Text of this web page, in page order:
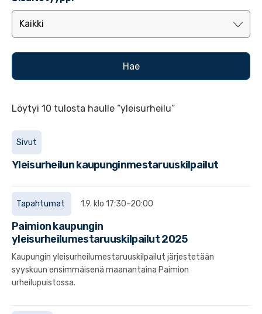
Löytyi 10 tulosta haulle “yleisurheilu”
Sivut
Yleisurheilun kaupunginmestaruuskilpailut
Tapahtumat 1.9. klo 17:30–20:00
Paimion kaupungin
yleisurheilumestaruuskilpailut 2025
Kaupungin yleisurheilumestaruuskilpailut järjestetään
syyskuun ensimmäisenä maanantaina Paimion
urheilupuistossa.